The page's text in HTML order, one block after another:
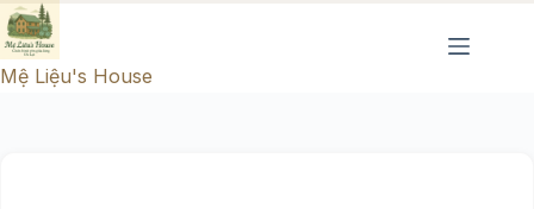
Chuyển
đến
phần
Mệ Liệu's House